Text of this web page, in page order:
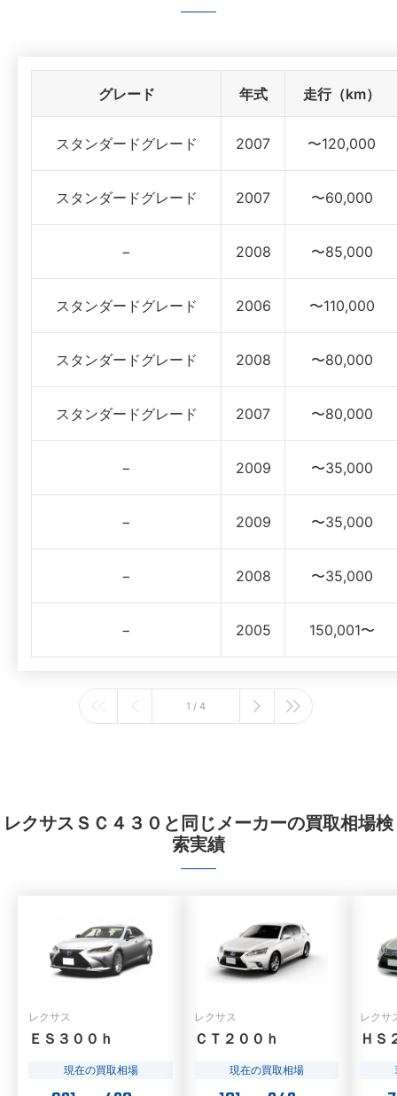
グレード 年式 走行（km）
スタンダードグレード 2007 〜120,000
スタンダードグレード 2007 〜60,000
− 2008 〜85,000
スタンダードグレード 2006 〜110,000
スタンダードグレード 2008 〜80,000
スタンダードグレード 2007 〜80,000
− 2009 〜35,000
− 2009 〜35,000
− 2008 〜35,000
− 2005 150,001〜
1 / 4
レクサスＳＣ４３０と同じメーカーの買取相場検
索実績
レクサス
ＥＳ３００ｈ
現在の買取相場
レクサス
ＣＴ２００ｈ
現在の買取相場
レクサ
ＨＳ